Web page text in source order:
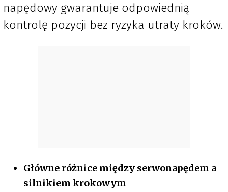
napędowy gwarantuje odpowiednią
kontrolę pozycji bez ryzyka utraty kroków.
Główne różnice między serwonapędem a
silnikiem krokowym